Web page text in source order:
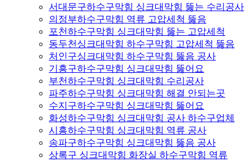
서대문구하수구막힘 싱크대막힘 뚫는 수리공사
의정부하수구막힘 역류 고압세척 뚫음
포천하수구막힘 싱크대막힘 뚫는 고압세척
동두천싱크대막힘 하수구막힘 고압세척 뚫음
처인구싱크대막힘 하수구막힘 뚫음 공사
기흥구하수구막힘 싱크대막힘 뚫어요
부천하수구막힘 싱크대막힘 수리공사
파주하수구막힘 싱크대막힘 해결 안되는곳
수지구하수구막힘 싱크대막힘 뚫어요
화성하수구막힘 싱크대막힘 공사 하수구업체
시흥하수구막힘 싱크대막힘 역류 공사
송파구하수구막힘 싱크대막힘 뚫음 공사
상록구 싱크대막힘 화장실 하수구막힘 역류